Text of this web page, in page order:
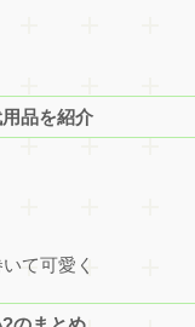
品を紹介
て可愛く